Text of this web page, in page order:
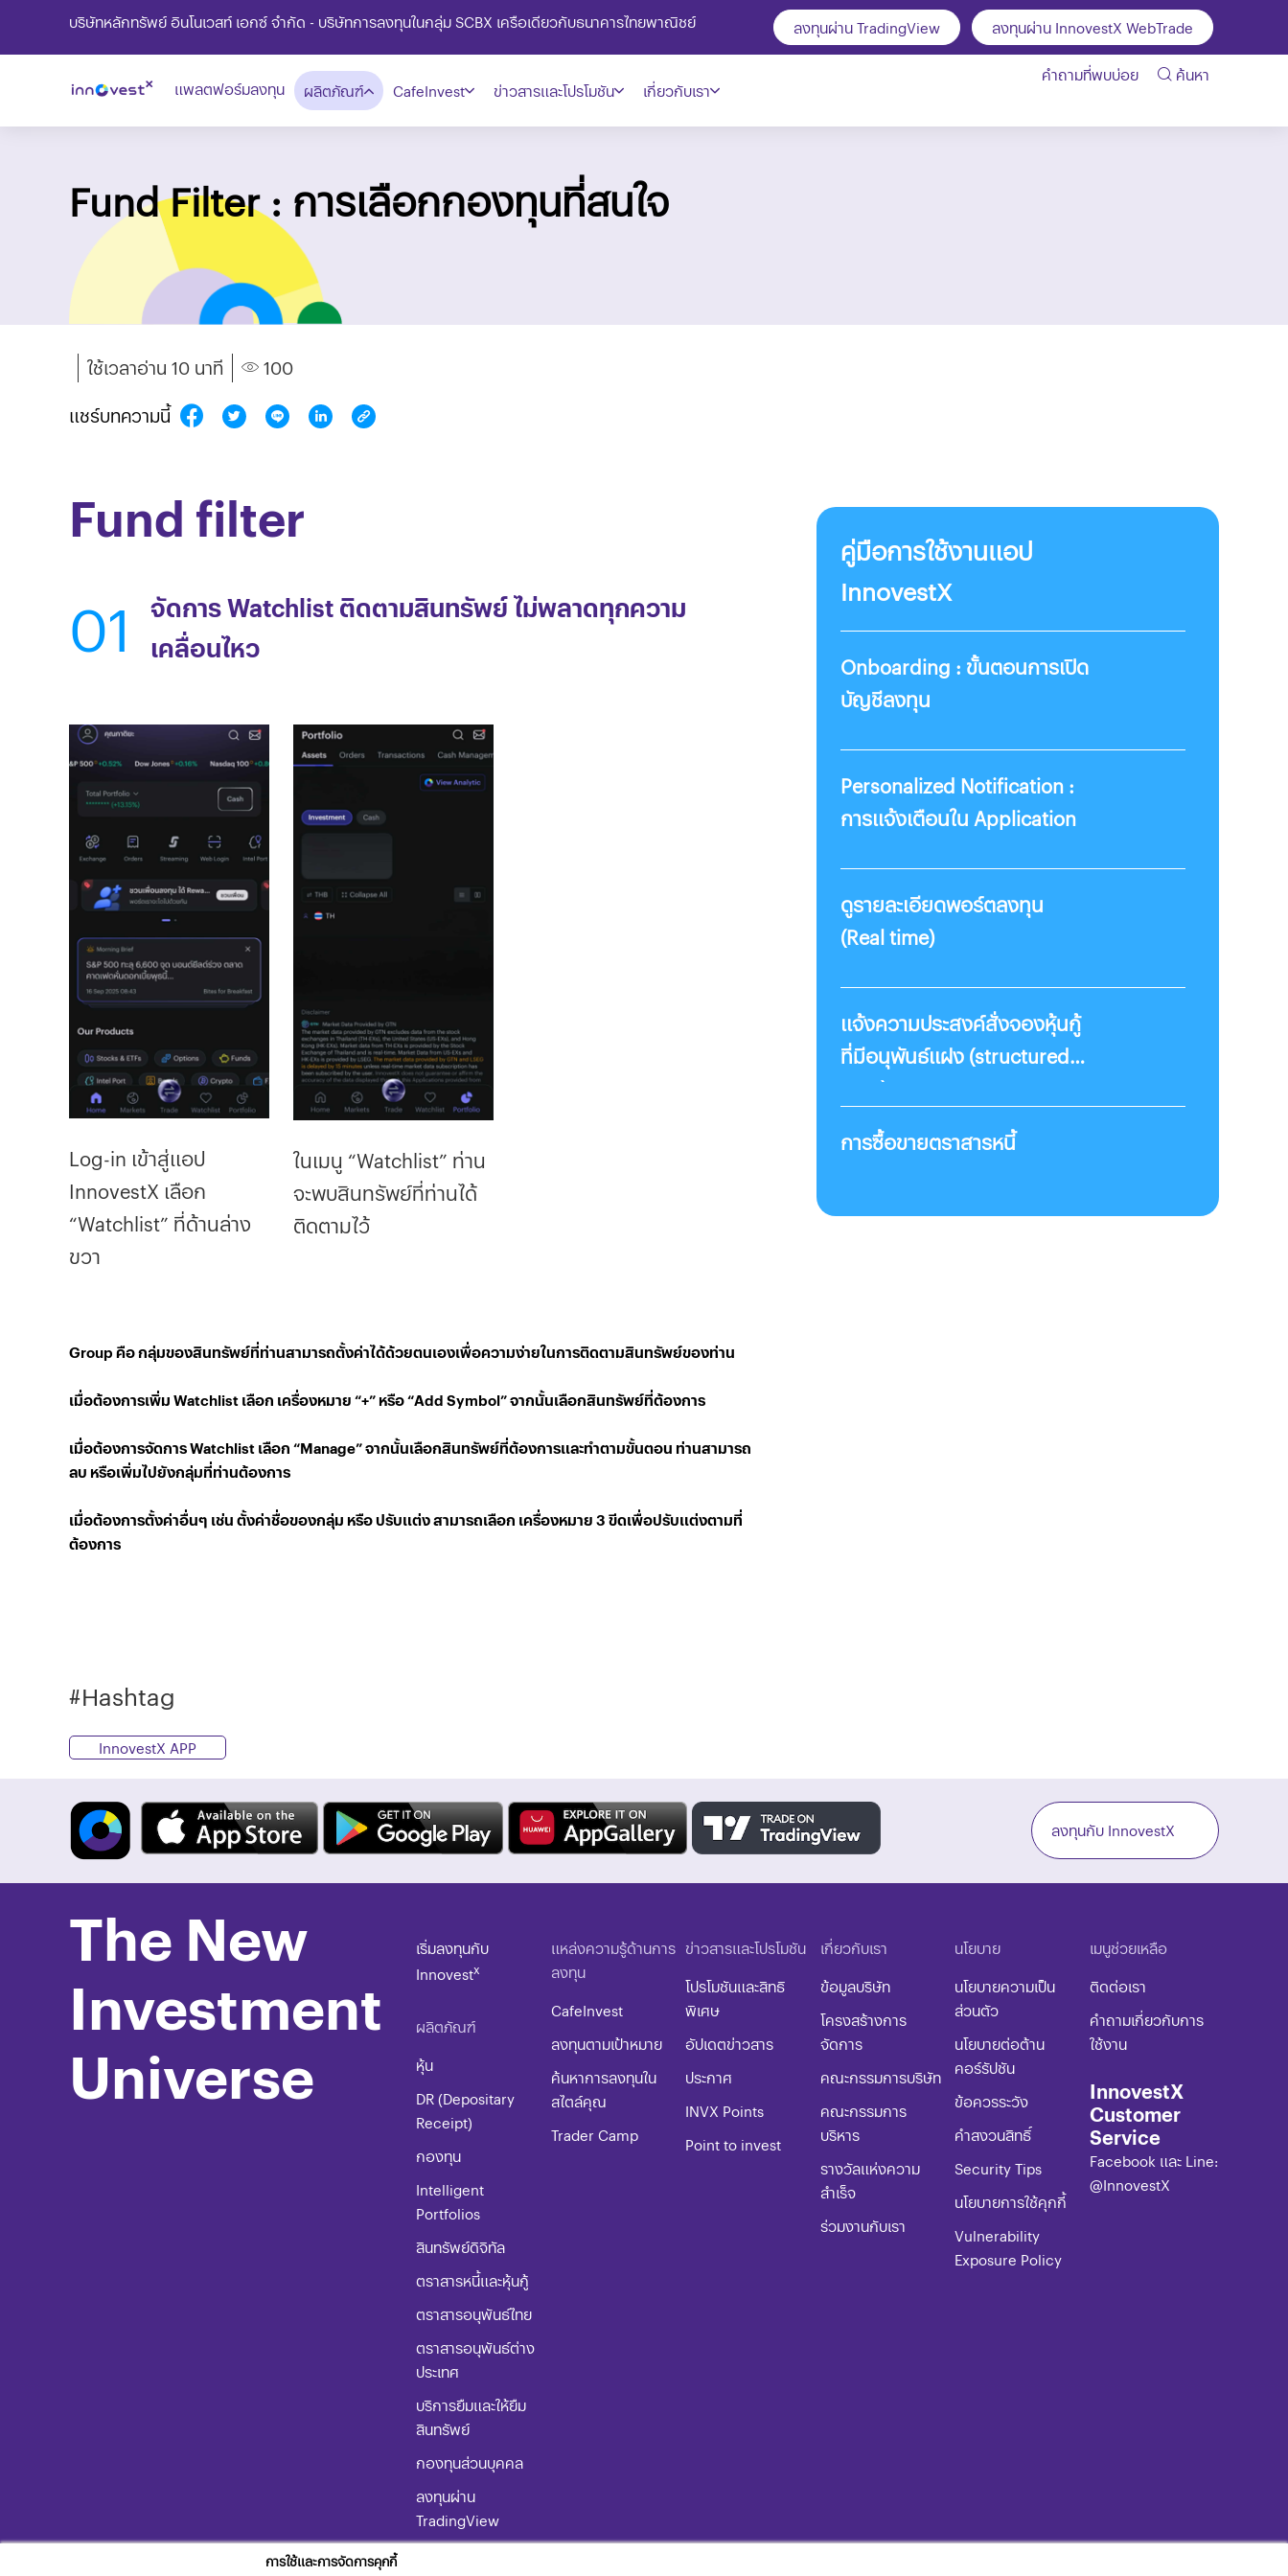
บริษัทหลักทรัพย์ อินโนเวสท์ เอกซ์ จำกัด - บริษัทการลงทุนในกลุ่ม SCBX เครือเดียวกับธนาคารไทยพาณิชย์ ลงทุนผ่าน TradingView ลงทุนผ่าน InnovestX WebTrade
แพลตฟอร์มลงทุน ผลิตภัณฑ์ CafeInvest ข่าวสารและโปรโมชัน เกี่ยวกับเรา
คำถามที่พบบ่อย ค้นหา
Fund Filter : การเลือกกองทุนที่สนใจ
ใช้เวลาอ่าน 10 นาที
100
แชร์บทความนี้
Fund filter
01
จัดการ Watchlist ติดตามสินทรัพย์ ไม่พลาดทุกความ
เคลื่อนไหว
Log-in เข้าสู่แอป
InnovestX เลือก
“Watchlist” ที่ด้านล่าง
ขวา​
ในเมนู “Watchlist” ท่าน
จะพบสินทรัพย์ที่ท่านได้
ติดตามไว้​
Group คือ กลุ่มของสินทรัพย์ที่ท่านสามารถตั้งค่าได้ด้วยตนเองเพื่อความง่ายในการติดตามสินทรัพย์ของท่าน​
เมื่อต้องการเพิ่ม Watchlist เลือก เครื่องหมาย “+” หรือ “Add Symbol” จากนั้นเลือกสินทรัพย์ที่ต้องการ
เมื่อต้องการจัดการ Watchlist เลือก “Manage” จากนั้นเลือกสินทรัพย์ที่ต้องการและทำตามขั้นตอน ท่านสามารถ
ลบ หรือเพิ่มไปยังกลุ่มที่ท่านต้องการ
เมื่อต้องการตั้งค่าอื่นๆ เช่น ตั้งค่าชื่อของกลุ่ม หรือ ปรับแต่ง สามารถเลือก เครื่องหมาย 3 ขีดเพื่อปรับแต่งตามที่
ต้องการ​​
คู่มือการใช้งานแอป
InnovestX
Onboarding : ขั้นตอนการเปิด
บัญชีลงทุน
Personalized Notification :
การแจ้งเตือนใน Application
ดูรายละเอียดพอร์ตลงทุน
(Real time)
แจ้งความประสงค์สั่งจองหุ้นกู้
ที่มีอนุพันธ์แฝง (structured
note)
การซื้อขายตราสารหนี้
#Hashtag
InnovestX APP
ลงทุนกับ InnovestX
The New
Investment
Universe
เริ่มลงทุนกับ
Innovestx
ผลิตภัณฑ์
หุ้น
DR (Depositary
Receipt)
กองทุน
Intelligent
Portfolios
สินทรัพย์ดิจิทัล
ตราสารหนี้และหุ้นกู้
ตราสารอนุพันธ์ไทย
ตราสารอนุพันธ์ต่าง
ประเทศ
บริการยืมและให้ยืม
สินทรัพย์
กองทุนส่วนบุคคล
ลงทุนผ่าน
TradingView
แหล่งความรู้ด้านการ
ลงทุน
CafeInvest
ลงทุนตามเป้าหมาย
ค้นหาการลงทุนใน
สไตล์คุณ
Trader Camp
ข่าวสารและโปรโมชัน
โปรโมชันและสิทธิ
พิเศษ
อัปเดตข่าวสาร
ประกาศ
INVX Points
Point to invest
เกี่ยวกับเรา
ข้อมูลบริษัท
โครงสร้างการ
จัดการ
คณะกรรมการบริษัท
คณะกรรมการ
บริหาร
รางวัลแห่งความ
สำเร็จ
ร่วมงานกับเรา
นโยบาย​
นโยบายความเป็น
ส่วนตัว
นโยบายต่อต้าน
คอร์รัปชัน​
ข้อควรระวัง​
​คำสงวนสิทธิ์
​​​Security Tips
​​​นโยบายการใช้คุกกี้
Vulnerability
Exposure Policy
เมนูช่วยเหลือ
ติดต่อเรา
คำถามเกี่ยวกับการ
ใช้งาน
InnovestX
Customer
Service
Facebook และ Line:
@InnovestX
การใช้และการจัดการคุกกี้